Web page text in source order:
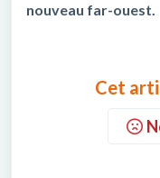
nouveau far-ouest.
Cet